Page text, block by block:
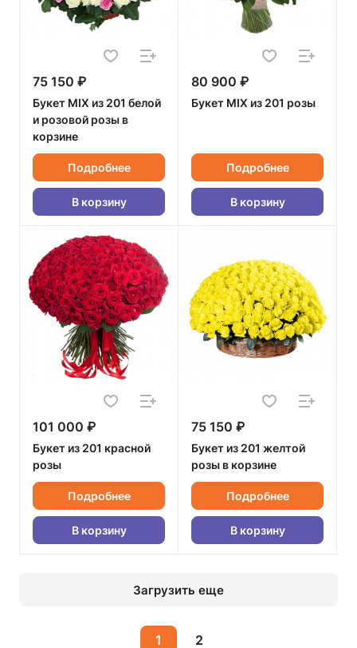
75 150 ₽
Букет MIX из 201 белой
и розовой розы в
корзине
Подробнее
В корзину
80 900 ₽
Букет MIX из 201 розы
Подробнее
В корзину
101 000 ₽
Букет из 201 красной
розы
Подробнее
В корзину
75 150 ₽
Букет из 201 желтой
розы в корзине
Подробнее
В корзину
Загрузить еще
1 2